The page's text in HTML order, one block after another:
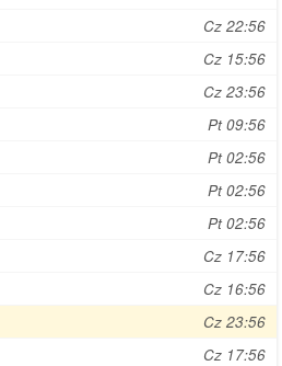
Cz 22:56
Cz 15:56
Cz 23:56
Pt 09:56
Pt 02:56
Pt 02:56
Pt 02:56
Cz 17:56
Cz 16:56
Cz 23:56
Cz 17:56